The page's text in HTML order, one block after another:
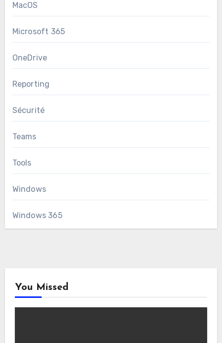
MacOS
Microsoft 365
OneDrive
Reporting
Sécurité
Teams
Tools
Windows
Windows 365
You Missed